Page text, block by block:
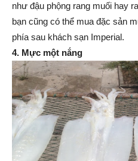
như đậu phộng rang muối hay
bạn cũng có thể mua đặc sản
phía sau khách sạn Imperial.
4. Mực một nắng